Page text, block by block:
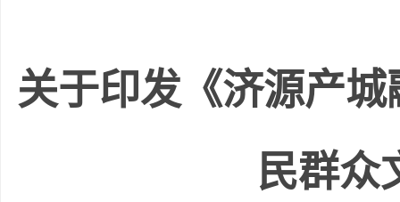
关于印发《济源产
民群众